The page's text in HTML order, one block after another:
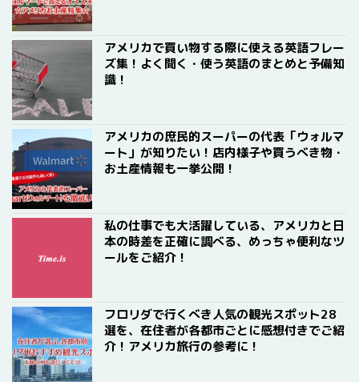
アメリカで買い物する際に使える英語フレー
ズ集！よく聞く・使う英語のまとめと予備知
識！
アメリカの庶民的スーパーの代表「ウォルマ
ート」が知りたい！店内様子や買うべき物・
お土産情報も一挙公開！
私の仕事でも大活躍している、アメリカと日
本の時差を正確に調べる、めっちゃ便利なツ
ールをご紹介！
フロリダで行くべき人気の観光スポット28
選を、在住者が各都市ごとに感想付きでご紹
介！アメリカ旅行の参考に！